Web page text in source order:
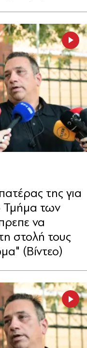
της για
Τμήμα των
να
στολή τους
(Βίντεο)